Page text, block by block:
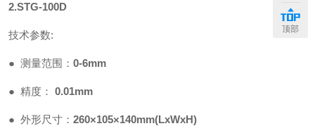
2.STG-100D
技术参数:
● 测量范围 ： 0-6mm
● 精度： 0.01mm
● 外形尺寸 ： 260×105×140mm(LxWxH)
顶部